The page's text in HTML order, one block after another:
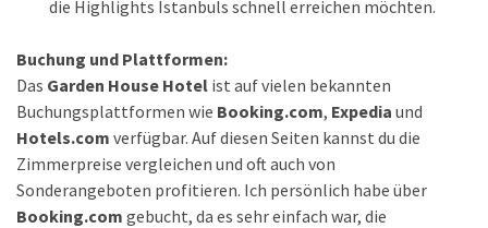
die Highlights Istanbuls schnell erreichen möchten.
Buchung und Plattformen:
Das Garden House Hotel ist auf vielen bekannten
Buchungsplattformen wie Booking.com, Expedia und
Hotels.com verfügbar. Auf diesen Seiten kannst du die
Zimmerpreise vergleichen und oft auch von
Sonderangeboten profitieren. Ich persönlich habe über
Booking.com gebucht, da es sehr einfach war, die